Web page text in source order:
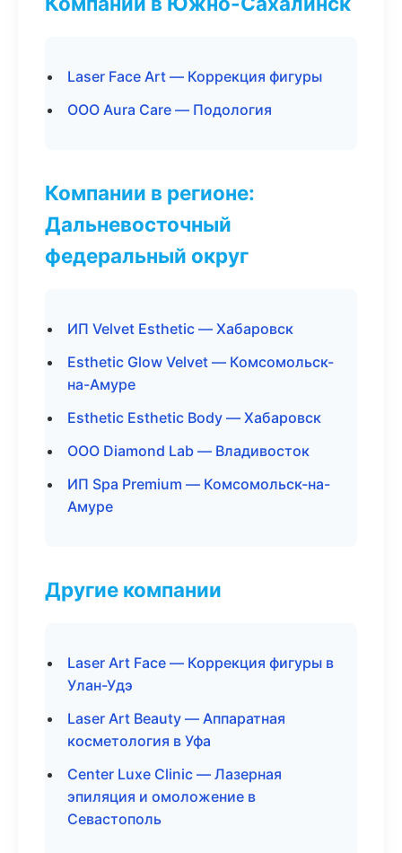
Laser Face Art — Коррекция фигуры
ООО Aura Care — Подология
Компании в регионе:
Дальневосточный
федеральный округ
ИП Velvet Esthetic — Хабаровск
Esthetic Glow Velvet — Комсомольск-
на-Амуре
Esthetic Esthetic Body — Хабаровск
ООО Diamond Lab — Владивосток
ИП Spa Premium — Комсомольск-на-
Амуре
Другие компании
Laser Art Face — Коррекция фигуры в
Улан-Удэ
Laser Art Beauty — Аппаратная
косметология в Уфа
Center Luxe Clinic — Лазерная
эпиляция и омоложение в
Севастополь